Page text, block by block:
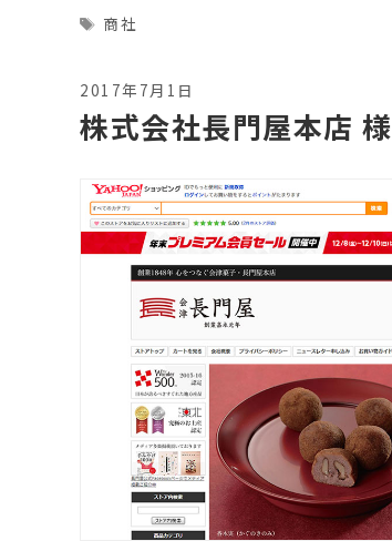
Tags
商社
2017年7月1日
株式会社長門屋本店 様